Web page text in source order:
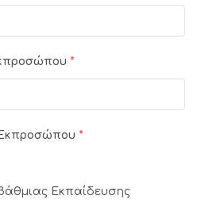
*
Εκπροσώπου *
Εκπαίδευσης